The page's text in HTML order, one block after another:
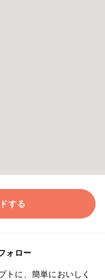
する
ォロー
トに、簡単においしく